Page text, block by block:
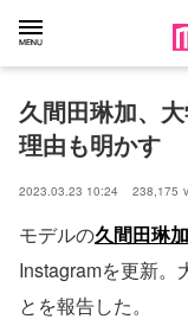
久間田琳加、
理由も明かす
2023.03.23 10:24 238,175
モデルの久間田琳加
Instagramを更新。
とを報告した。